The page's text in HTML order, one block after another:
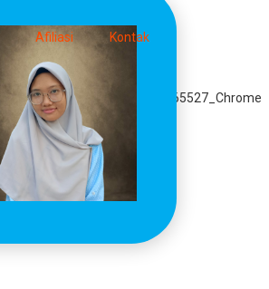
Afiliasi Kontak